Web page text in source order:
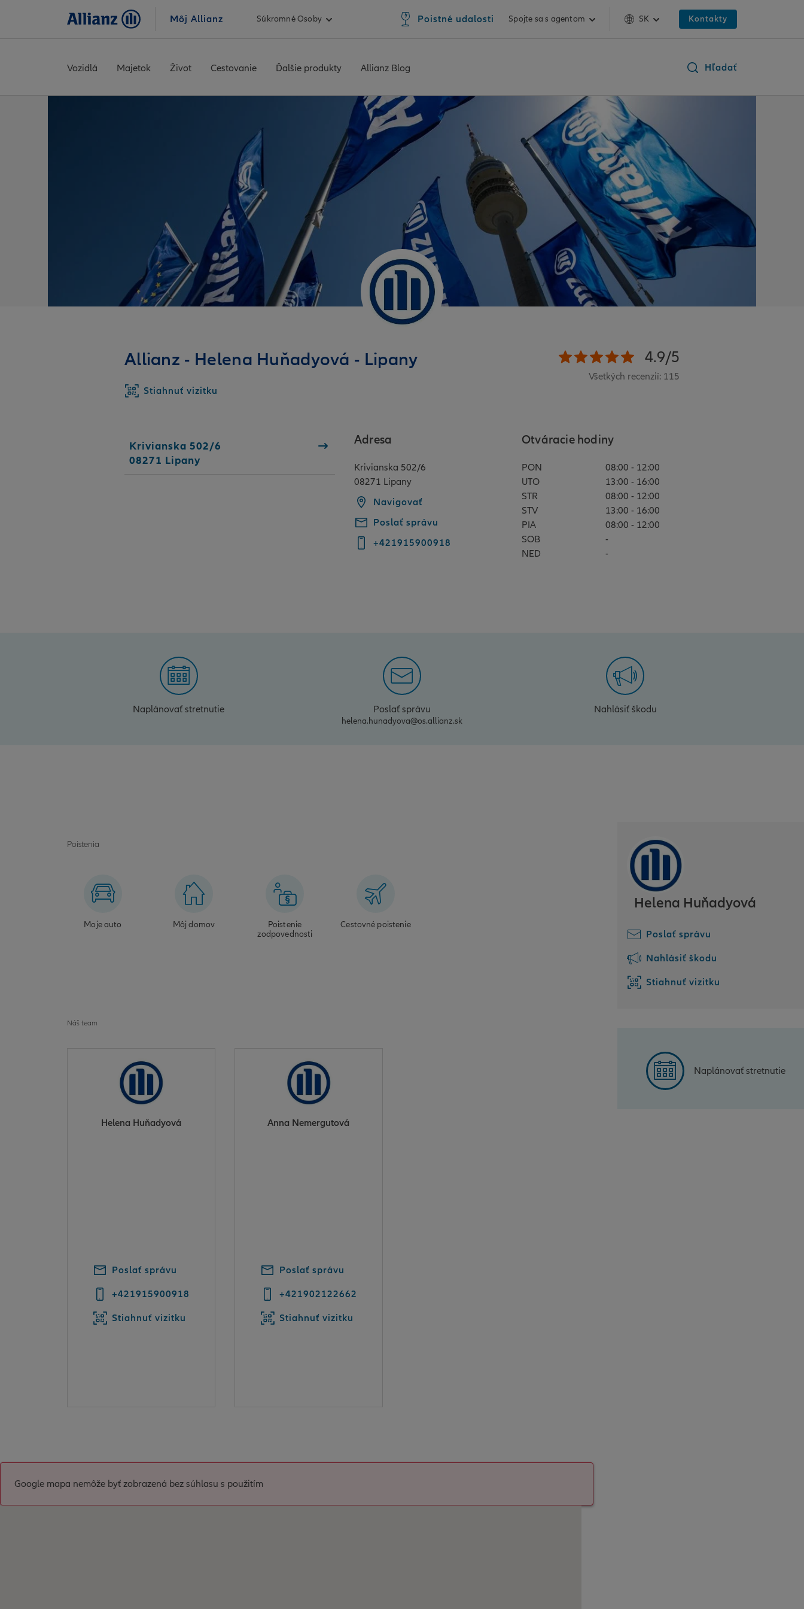
Môj Allianz Súkromné Osoby Poistné udalosti Spojte sa s agentom SK Kontakty
Vozidlá Majetok Život Cestovanie Ďalšie produkty Allianz Blog Hľadať
Allianz - Helena Huňadyová - Lipany 4.9/5
Všetkých recenzií: 115
Stiahnuť vizitku
Krivianska 502/6
08271 Lipany
Adresa
Krivianska 502/6
08271 Lipany
Navigovať
Poslať správu
+421915900918
Otváracie hodiny
PON
08:00 - 12:00
UTO
13:00 - 16:00
STR
08:00 - 12:00
STV
13:00 - 16:00
PIA
08:00 - 12:00
SOB
-
NED
-
Naplánovať stretnutie Poslať správu
helena.hunadyova@os.allianz.sk
Nahlásiť škodu
Helena Huňadyová
Poslať správu
Nahlásiť škodu
Stiahnuť vizitku
Naplánovať stretnutie
Poistenia
Moje auto Môj domov
Poistenie
zodpovednosti
Cestovné poistenie
Náš team
Helena Huňadyová
Poslať správu
+421915900918
Stiahnuť vizitku
Anna Nemergutová
Poslať správu
+421902122662
Stiahnuť vizitku
Google mapa nemôže byť zobrazená bez súhlasu s použitím